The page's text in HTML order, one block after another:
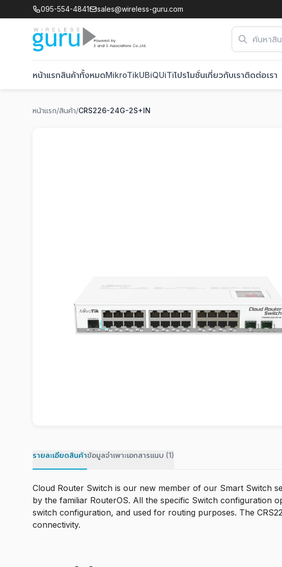
095-554-4841 sales@wireless-guru.com
หน้าแรกสินค้าทั้งหมดMikroTikUBiQUiTiโปรโมชั่นเกี่ยวกับเราติดต่อเรา
หน้าแรก/สินค้า/CRS226-24G-2S+IN
รายละเอียดสินค้าข้อมูลจำเพาะเอกสารแนบ (1)
Cloud Router Switch is our new member of our Smart Switch
by the familiar RouterOS. All the specific Switch configuration
switch configuration, and used for routing purposes. The
connectivity.